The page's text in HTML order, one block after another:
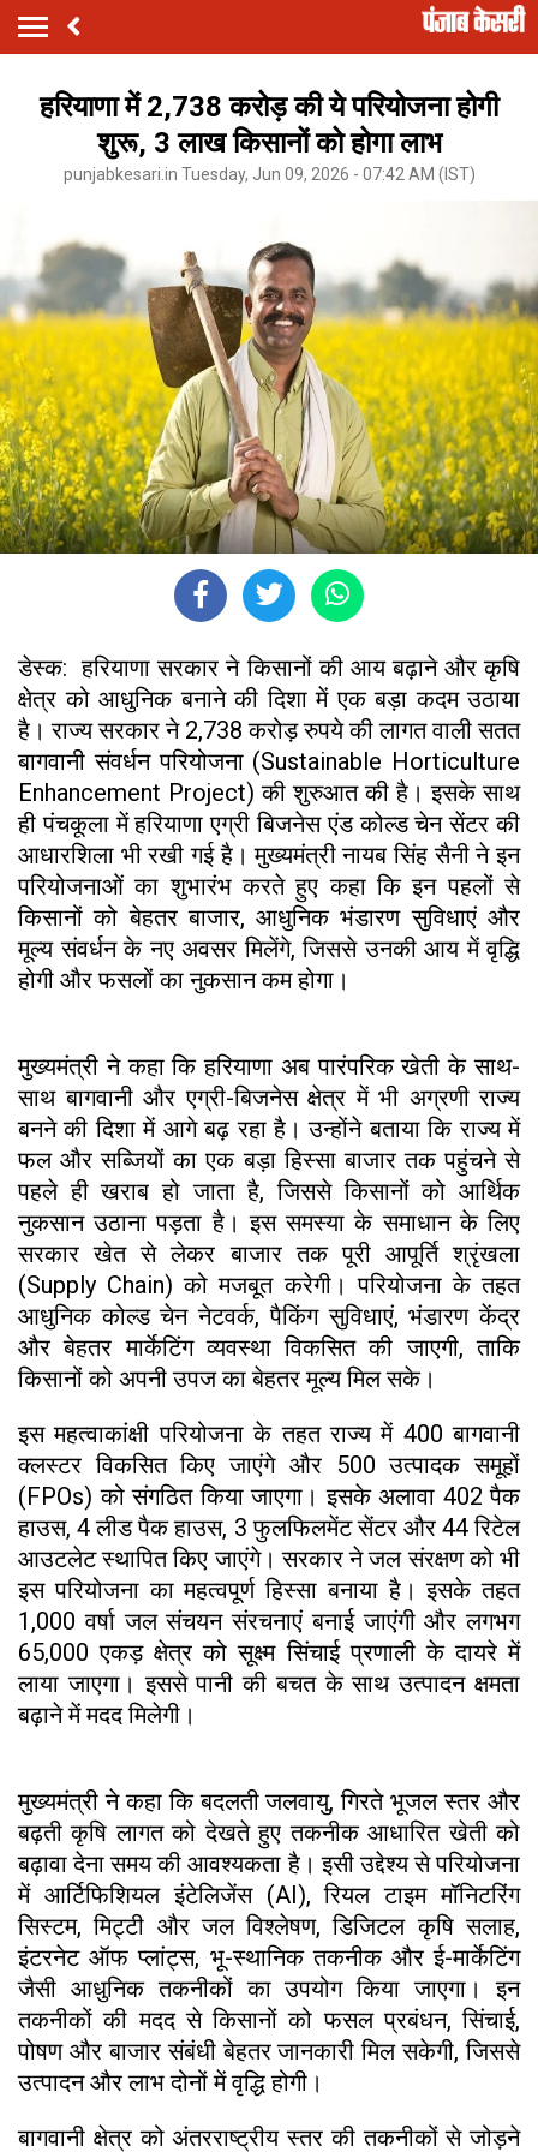
हरियाणा में 2,738 करोड़ की ये परियोजना होगी
शुरू, 3 लाख किसानों को होगा लाभ
punjabkesari.in Tuesday, Jun 09, 2026 - 07:42 AM (IST)
डेस्क: हरियाणा सरकार ने किसानों की आय बढ़ाने और कृषि
क्षेत्र को आधुनिक बनाने की दिशा में एक बड़ा कदम उठाया
है। राज्य सरकार ने 2,738 करोड़ रुपये की लागत वाली सतत
बागवानी संवर्धन परियोजना (Sustainable Horticulture
Enhancement Project) की शुरुआत की है। इसके साथ
ही पंचकूला में हरियाणा एग्री बिजनेस एंड कोल्ड चेन सेंटर की
आधारशिला भी रखी गई है। मुख्यमंत्री नायब सिंह सैनी ने इन
परियोजनाओं का शुभारंभ करते हुए कहा कि इन पहलों से
किसानों को बेहतर बाजार, आधुनिक भंडारण सुविधाएं और
मूल्य संवर्धन के नए अवसर मिलेंगे, जिससे उनकी आय में वृद्धि
होगी और फसलों का नुकसान कम होगा।
मुख्यमंत्री ने कहा कि हरियाणा अब पारंपरिक खेती के साथ-
साथ बागवानी और एग्री-बिजनेस क्षेत्र में भी अग्रणी राज्य
बनने की दिशा में आगे बढ़ रहा है। उन्होंने बताया कि राज्य में
फल और सब्जियों का एक बड़ा हिस्सा बाजार तक पहुंचने से
पहले ही खराब हो जाता है, जिससे किसानों को आर्थिक
नुकसान उठाना पड़ता है। इस समस्या के समाधान के लिए
सरकार खेत से लेकर बाजार तक पूरी आपूर्ति श्रृंखला
(Supply Chain) को मजबूत करेगी। परियोजना के तहत
आधुनिक कोल्ड चेन नेटवर्क, पैकिंग सुविधाएं, भंडारण केंद्र
और बेहतर मार्केटिंग व्यवस्था विकसित की जाएगी, ताकि
किसानों को अपनी उपज का बेहतर मूल्य मिल सके।
इस महत्वाकांक्षी परियोजना के तहत राज्य में 400 बागवानी
क्लस्टर विकसित किए जाएंगे और 500 उत्पादक समूहों
(FPOs) को संगठित किया जाएगा। इसके अलावा 402 पैक
हाउस, 4 लीड पैक हाउस, 3 फुलफिलमेंट सेंटर और 44 रिटेल
आउटलेट स्थापित किए जाएंगे। सरकार ने जल संरक्षण को भी
इस परियोजना का महत्वपूर्ण हिस्सा बनाया है। इसके तहत
1,000 वर्षा जल संचयन संरचनाएं बनाई जाएंगी और लगभग
65,000 एकड़ क्षेत्र को सूक्ष्म सिंचाई प्रणाली के दायरे में
लाया जाएगा। इससे पानी की बचत के साथ उत्पादन क्षमता
बढ़ाने में मदद मिलेगी।
मुख्यमंत्री ने कहा कि बदलती जलवायु, गिरते भूजल स्तर और
बढ़ती कृषि लागत को देखते हुए तकनीक आधारित खेती को
बढ़ावा देना समय की आवश्यकता है। इसी उद्देश्य से परियोजना
में आर्टिफिशियल इंटेलिजेंस (AI), रियल टाइम मॉनिटरिंग
सिस्टम, मिट्टी और जल विश्लेषण, डिजिटल कृषि सलाह,
इंटरनेट ऑफ प्लांट्स, भू-स्थानिक तकनीक और ई-मार्केटिंग
जैसी आधुनिक तकनीकों का उपयोग किया जाएगा। इन
तकनीकों की मदद से किसानों को फसल प्रबंधन, सिंचाई,
पोषण और बाजार संबंधी बेहतर जानकारी मिल सकेगी, जिससे
उत्पादन और लाभ दोनों में वृद्धि होगी।
बागवानी क्षेत्र को अंतरराष्ट्रीय स्तर की तकनीकों से जोड़ने